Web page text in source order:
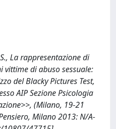
La rappresentazione di
vittime di abuso sessuale:
del Blacky Pictures Test,
AIP Sezione Psicologia
(Milano, 19-21
Milano 2013: N/A-